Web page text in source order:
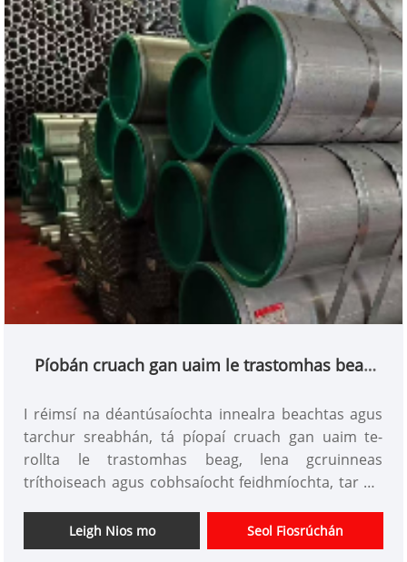
domhain i réimse déantúsaíochta píopa cruach,
giaráil trealamh táirgeachta cliste agus próisis chun
cinn chun taighde agus forbairt agus táirgeadh
píopaí cruach gan uaim te-rollta resistant ard-
teocht a ionchorprú ina chroíghnó, ag soláthar
táirgí ardchaighdeáin do chustaiméirí domhanda a
chomhlíonann caighdeáin idirnáisiúnta.
Píobán cruach gan uaim le trastomhas beag
I réimsí na déantúsaíochta innealra beachtas agus
tarchur sreabhán, tá píopaí cruach gan uaim te-
rollta le trastomhas beag, lena gcruinneas
tríthoiseach agus cobhsaíocht feidhmíochta, tar éis
trealaimh ard-deireadh. Soláthraíonn Tianjin Xinlida
Steel Pipe Co., Ltd, ag brath ar a chóras táirgthe
Leigh Nios mo Seol Fiosrúchán